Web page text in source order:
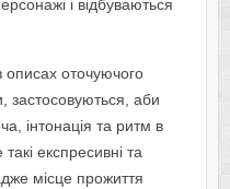
і відбуваються
описах оточуючого
застосовуються, аби
інтонація та ритм в
експресивні та
місце прожиття